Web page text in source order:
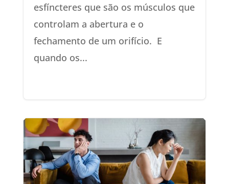
esfíncteres que são os músculos que
controlam a abertura e o
fechamento de um orifício. E
quando os...